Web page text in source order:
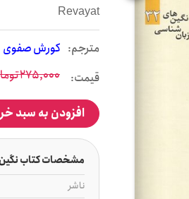
Revayat
مترجم: کورش صفوی
قیمت: 275,000
افزودن به سبد
مشخصات کتاب نگین
ناشر